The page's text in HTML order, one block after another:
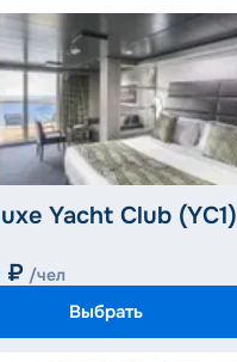
Yacht Club (YC1)
₽ /чел
Выбрать